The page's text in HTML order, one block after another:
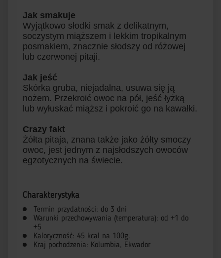
Jak smakuje
Wyjątkowo słodki smak z delikatnym,
soczystym miąższem i lekkim tropikalnym
posmakiem, znacznie słodszy od różowej
lub czerwonej pitaji.
Jak jeść
Skórka gruba, niejadalna, usuwa się ją
nożem. Przekroić owoc na pół, jeść łyżką
lub wyłuskać miąższ i pokroić go na kawałki.
Crazy fakt
Żółta pitaja, znana także jako żółty smoczy
owoc, jest jednym z najsłodszych owoców
egzotycznych na świecie.
Charakterystyka
Termin przydatności: do 3 dni
Warunki przechowywania (temperatura): od +1 do
+5
Kaloryczność: 45 kcal na 100g.
Kraj pochodzenia: Kolumbia, Ekwador